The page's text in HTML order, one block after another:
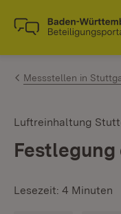
Zum Inhalt
Link zur Startseite
Messstellen in
Luftreinhaltung
Lesezeit: 4 Minuten